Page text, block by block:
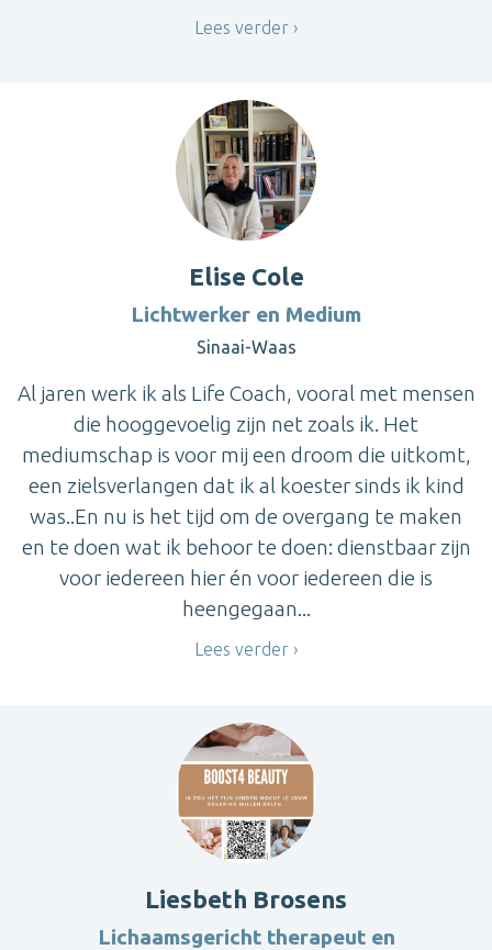
Lees verder
Elise Cole
Lichtwerker en Medium
Sinaai-Waas
Al jaren werk ik als Life Coach, vooral met mensen
die hooggevoelig zijn net zoals ik. Het
mediumschap is voor mij een droom die uitkomt,
een zielsverlangen dat ik al koester sinds ik kind
was..En nu is het tijd om de overgang te maken
en te doen wat ik behoor te doen: dienstbaar zijn
voor iedereen hier én voor iedereen die is
heengegaan...
Lees verder
Liesbeth Brosens
Lichaamsgericht therapeut en